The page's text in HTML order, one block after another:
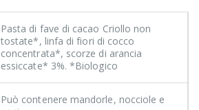
Pasta di fave di cacao Criollo non
tostate*, linfa di fiori di cocco
concentrata*, scorze di arancia
essiccate* 3%. *Biologico
Può contenere mandorle, nocciole e